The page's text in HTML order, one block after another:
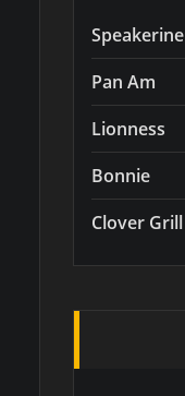
Speakerine
Pan Am
Lionness
Bonnie
Clover Grill